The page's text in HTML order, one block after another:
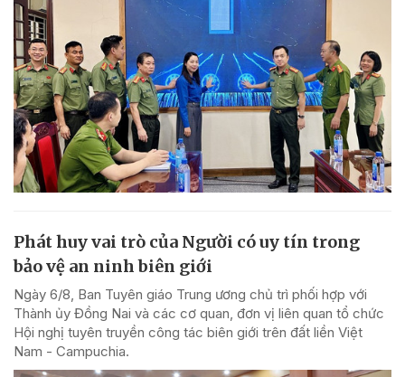
Phát huy vai trò của Người có uy tín trong
bảo vệ an ninh biên giới
Ngày 6/8, Ban Tuyên giáo Trung ương chủ trì phối hợp với
Thành ủy Đồng Nai và các cơ quan, đơn vị liên quan tổ chức
Hội nghị tuyên truyền công tác biên giới trên đất liền Việt
Nam - Campuchia.